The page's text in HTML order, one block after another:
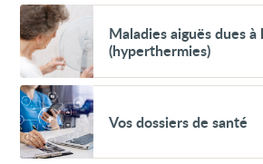
Voir
Maladies
aiguës
dues
à
la
chaleur
(hyperthermies)
Maladies aiguës dues à
(hyperthermies)
Voir
Vos
dossiers
de
santé
Vos dossiers de santé